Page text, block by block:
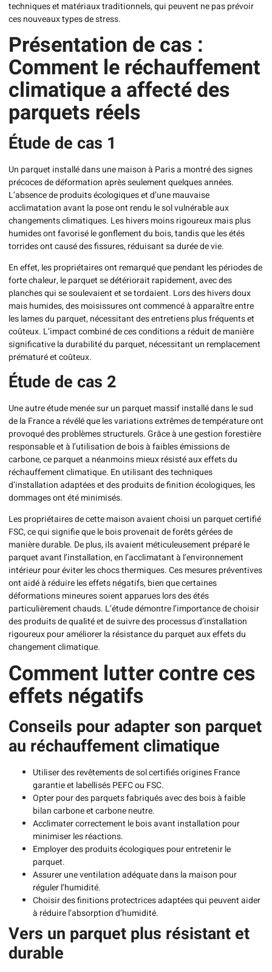
techniques et matériaux traditionnels, qui peuvent ne pas prévoir
ces nouveaux types de stress.
Présentation de cas :
Comment le réchauffement
climatique a affecté des
parquets réels
Étude de cas 1
Un parquet installé dans une maison à Paris a montré des signes
précoces de déformation après seulement quelques années.
L’absence de produits écologiques et d’une mauvaise
acclimatation avant la pose ont rendu le sol vulnérable aux
changements climatiques. Les hivers moins rigoureux mais plus
humides ont favorisé le gonflement du bois, tandis que les étés
torrides ont causé des fissures, réduisant sa durée de vie.
En effet, les propriétaires ont remarqué que pendant les périodes de
forte chaleur, le parquet se détériorait rapidement, avec des
planches qui se soulevaient et se tordaient. Lors des hivers doux
mais humides, des moisissures ont commencé à apparaître entre
les lames du parquet, nécessitant des entretiens plus fréquents et
coûteux. L’impact combiné de ces conditions a réduit de manière
significative la durabilité du parquet, nécessitant un remplacement
prématuré et coûteux.
Étude de cas 2
Une autre étude menée sur un parquet massif installé dans le sud
de la France a révélé que les variations extrêmes de température ont
provoqué des problèmes structurels. Grâce à une gestion forestière
responsable et à l’utilisation de bois à faibles émissions de
carbone, ce parquet a néanmoins mieux résisté aux effets du
réchauffement climatique. En utilisant des techniques
d’installation adaptées et des produits de finition écologiques, les
dommages ont été minimisés.
Les propriétaires de cette maison avaient choisi un parquet certifié
FSC, ce qui signifie que le bois provenait de forêts gérées de
manière durable. De plus, ils avaient méticuleusement préparé le
parquet avant l’installation, en l’acclimatant à l’environnement
intérieur pour éviter les chocs thermiques. Ces mesures préventives
ont aidé à réduire les effets négatifs, bien que certaines
déformations mineures soient apparues lors des étés
particulièrement chauds. L’étude démontre l’importance de choisir
des produits de qualité et de suivre des processus d’installation
rigoureux pour améliorer la résistance du parquet aux effets du
changement climatique.
Comment lutter contre ces
effets négatifs
Conseils pour adapter son parquet
au réchauffement climatique
Utiliser des revêtements de sol certifiés origines France
garantie et labellisés PEFC ou FSC.
Opter pour des parquets fabriqués avec des bois à faible
bilan carbone et carbone neutre.
Acclimater correctement le bois avant installation pour
minimiser les réactions.
Employer des produits écologiques pour entretenir le
parquet.
Assurer une ventilation adéquate dans la maison pour
réguler l’humidité.
Choisir des finitions protectrices adaptées qui peuvent aider
à réduire l’absorption d’humidité.
Vers un parquet plus résistant et
durable